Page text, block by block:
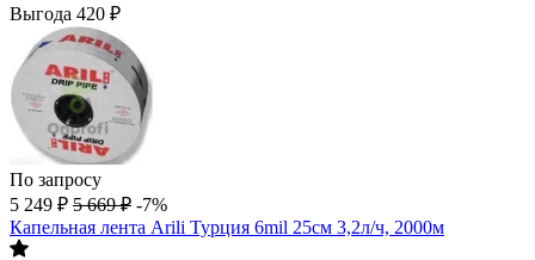
Выгода 420 ₽
По запросу
5 249 ₽ 5 669 ₽ -7%
Капельная лента Arili Турция 6mil 25см 3,2л/ч, 2000м